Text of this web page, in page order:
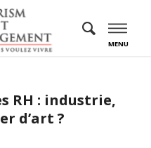
MENU
RH : industrie,
d’art ?